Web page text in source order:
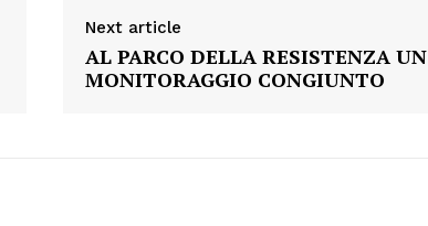
Next article
AL PARCO DELLA RESISTENZA UN
MONITORAGGIO CONGIUNTO